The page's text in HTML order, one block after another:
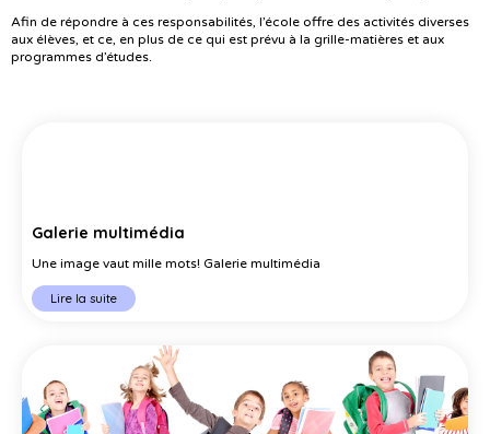
Afin de répondre à ces responsabilités, l’école offre des activités diverses
aux élèves, et ce, en plus de ce qui est prévu à la grille-matières et aux
programmes d’études.
Galerie multimédia
Une image vaut mille mots! Galerie multimédia
Lire la suite